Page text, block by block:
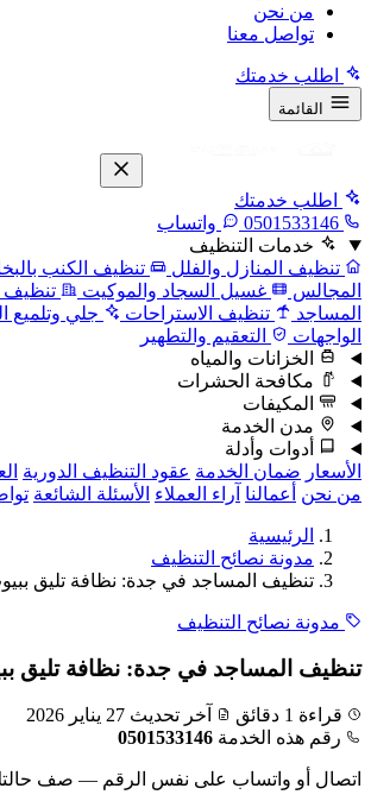
من نحن
تواصل معنا
اطلب خدمتك
القائمة
اطلب خدمتك
0501533146
واتساب
خدمات التنظيف
تنظيف المنازل والفلل
تنظيف الكنب
المجالس
غسيل السجاد والموكيت تنظيف
المساجد
تنظيف الاستراحات جلي وتلميع
الواجهات
التعقيم والتطهير
الخزانات والمياه
مكافحة الحشرات
المكيفات
مدن الخدمة
أدوات وأدلة
الأسعار ضمان الخدمة عقود التنظيف الدورية
من نحن
أعمالنا آراء العملاء الأسئلة الشائعة
الرئيسية
مدونة نصائح التنظيف
تنظيف المساجد في جدة: نظافة تليق
مدونة نصائح التنظيف
تنظيف المساجد في جدة: نظافة تليق
قراءة 1 دقائق
آخر تحديث 27 يناير 2026
رقم هذه الخدمة 0501533146
اتصال أو واتساب على نفس الرقم — صف